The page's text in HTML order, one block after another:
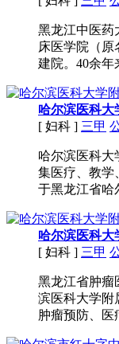
黑龙江中医药
床医学院（原
建院。40余年
哈尔滨医科大
[ 妇科 ] 三甲
哈尔滨医科大
集医疗、教学
于黑龙江省哈
哈尔滨医科大
[ 妇科 ] 三甲
黑龙江省肿瘤
滨医科大学附
肿瘤预防、医